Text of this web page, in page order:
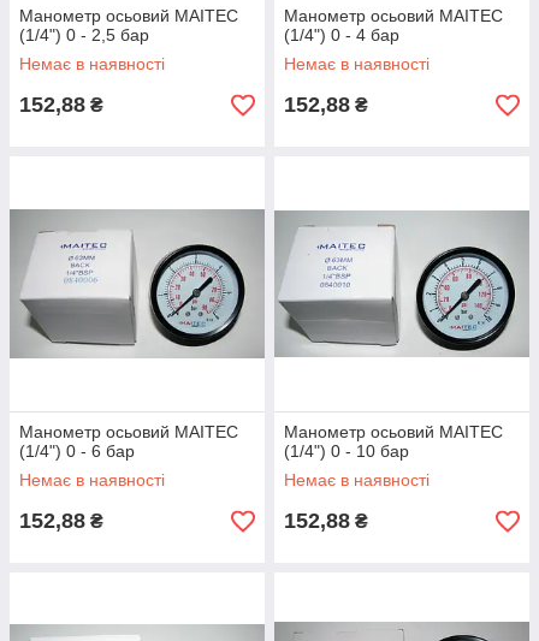
Манометр осьовий MAITEC
(1/4") 0 - 2,5 бар
Немає в наявності
152,88 ₴
Манометр осьовий MAITEC
(1/4") 0 - 4 бар
Немає в наявності
152,88 ₴
Манометр осьовий MAITEC
(1/4") 0 - 6 бар
Немає в наявності
152,88 ₴
Манометр осьовий MAITEC
(1/4") 0 - 10 бар
Немає в наявності
152,88 ₴